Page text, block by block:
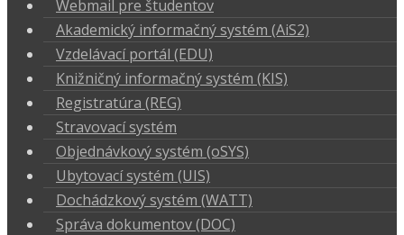
Webmail pre študentov
Akademický informačný systém (AiS2)
Vzdelávací portál (EDU)
Knižničný informačný systém (KIS)
Registratúra (REG)
Stravovací systém
Objednávkový systém (oSYS)
Ubytovací systém (UIS)
Dochádzkový systém (WATT)
Správa dokumentov (DOC)